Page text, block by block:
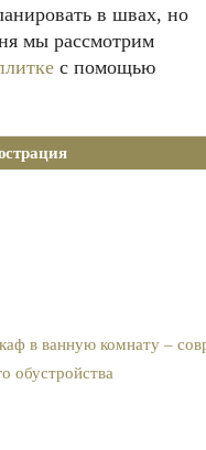
в швах, но
мы рассмотрим
с помощью